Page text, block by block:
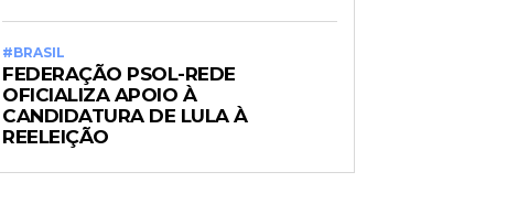
#BRASIL
FEDERAÇÃO PSOL-REDE
OFICIALIZA APOIO À
CANDIDATURA DE LULA À
REELEIÇÃO